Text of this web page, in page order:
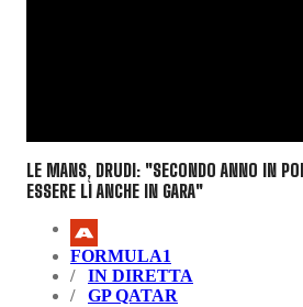
LE MANS, DRUDI: "SECONDO ANNO IN
ESSERE LÌ ANCHE IN GARA"
FORMULA1
IN DIRETTA
GP QATAR